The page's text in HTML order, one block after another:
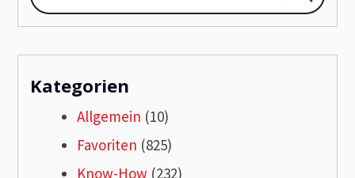
Kategorien
Allgemein (10)
Favoriten (825)
Know-How (232)